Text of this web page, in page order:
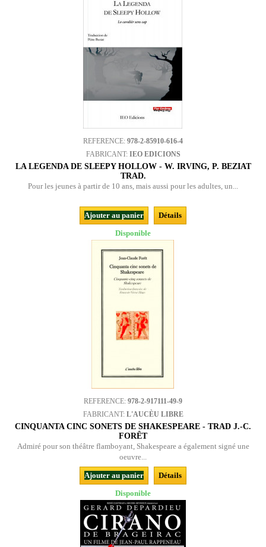
REFERENCE: 978-2-85910-616-4
FABRICANT: IEO EDICIONS
LA LEGENDA DE SLEEPY HOLLOW - W. IRVING, P. BEZIAT
TRAD.
Pour les jeunes à partir de 10 ans, mais aussi pour les adultes, un...
Ajouter au panier
Détails
Disponible
REFERENCE: 978-2-917111-49-9
FABRICANT: L'AUCÈU LIBRE
CINQUANTA CINC SONETS DE SHAKESPEARE - TRAD J.-C.
FORÊT
Admiré pour son théâtre flamboyant, Shakespeare a également signé une
oeuvre...
Ajouter au panier
Détails
Disponible